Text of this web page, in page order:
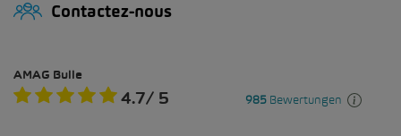
Contactez-nous